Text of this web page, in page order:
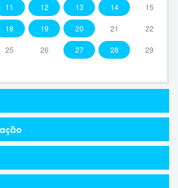
11 12 13 14 15
18 19 20 21 22
25 26 27 28 29